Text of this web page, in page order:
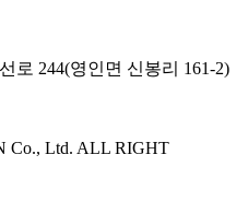
로 244(영인면 신봉리 161-2)
Co., Ltd. ALL RIGHT